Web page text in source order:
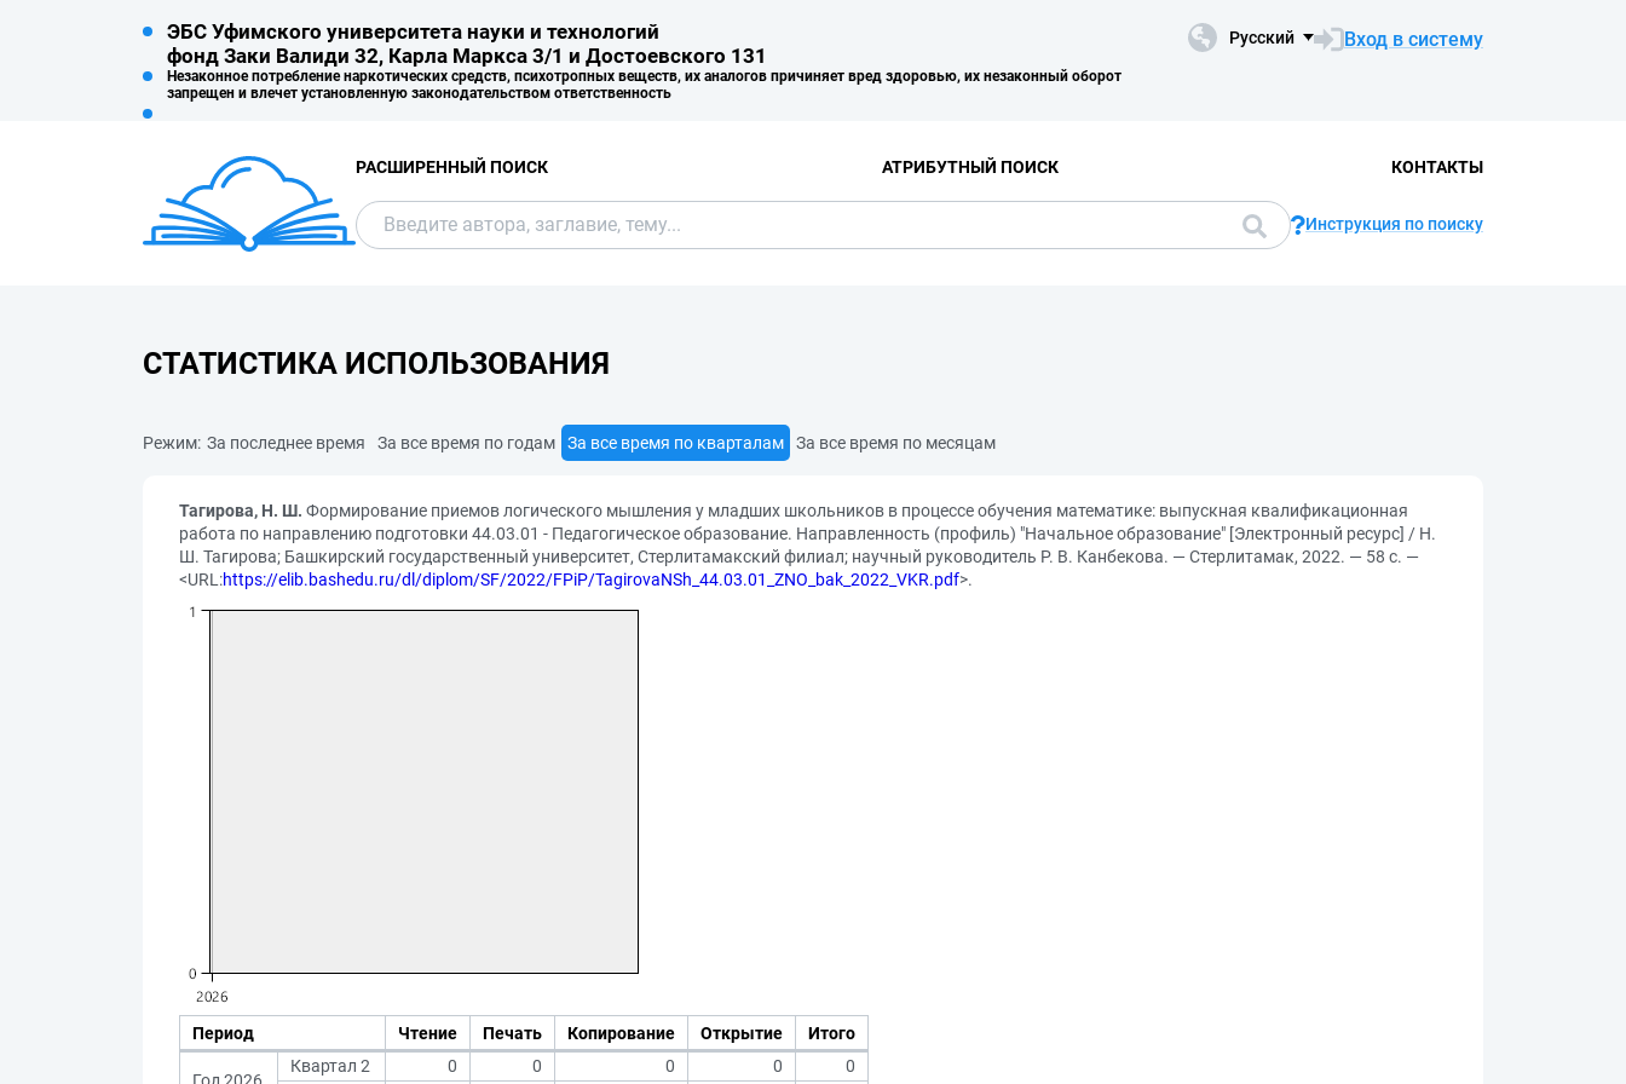
ЭБС Уфимского университета науки и технологий
фонд Заки Валиди 32, Карла Маркса 3/1 и Достоевского 131
Незаконное потребление наркотических средств, психотропных веществ, их аналогов причиняет вред здоровью, их незаконный оборот
запрещен и влечет установленную законодательством ответственность
Русский Вход в систему
РАСШИРЕННЫЙ ПОИСК АТРИБУТНЫЙ ПОИСК КОНТАКТЫ
Инструкция по поиску
СТАТИСТИКА ИСПОЛЬЗОВАНИЯ
Режим: За последнее время За все время по годам За все время по кварталам За все время по месяцам
Тагирова, Н. Ш. Формирование приемов логического мышления у младших школьников в процессе обучения математике: выпускная квалификационная
работа по направлению подготовки 44.03.01 - Педагогическое образование. Направленность (профиль) "Начальное образование" [Электронный ресурс] / Н.
Ш. Тагирова; Башкирский государственный университет, Стерлитамакский филиал; научный руководитель Р. В. Канбекова. — Стерлитамак, 2022. — 58 с. —
<URL:https://elib.bashedu.ru/dl/diplom/SF/2022/FPiP/TagirovaNSh_44.03.01_ZNO_bak_2022_VKR.pdf>.
Период Чтение Печать Копирование Открытие Итого
Квартал 2 0 0 0 0 0